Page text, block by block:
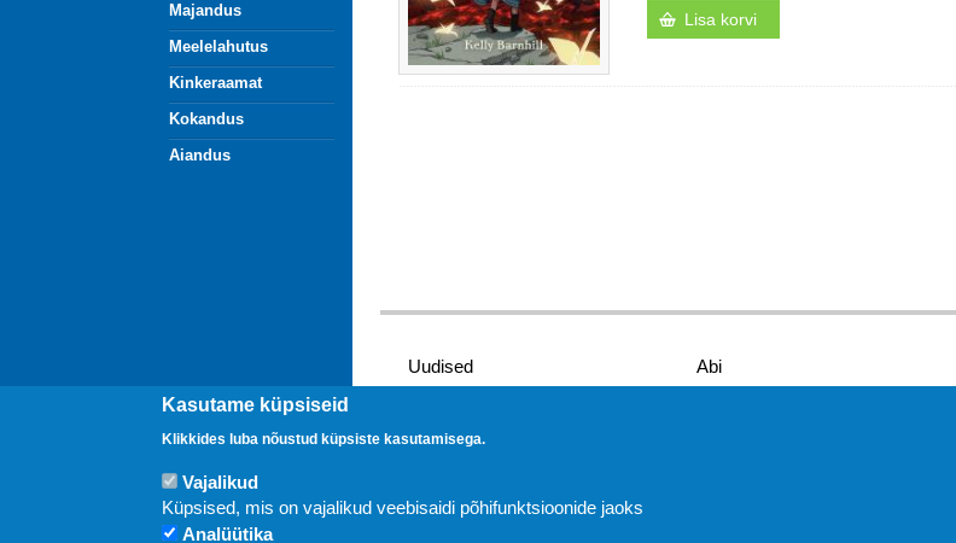
Majandus
Meelelahutus
Kinkeraamat
Kokandus
Aiandus
Lisa korvi
Uudised Abi
Kasutame küpsiseid
Klikkides luba nõustud küpsiste kasutamisega.
Vajalikud
Küpsised, mis on vajalikud veebisaidi põhifunktsioonide jaoks
Analüütika